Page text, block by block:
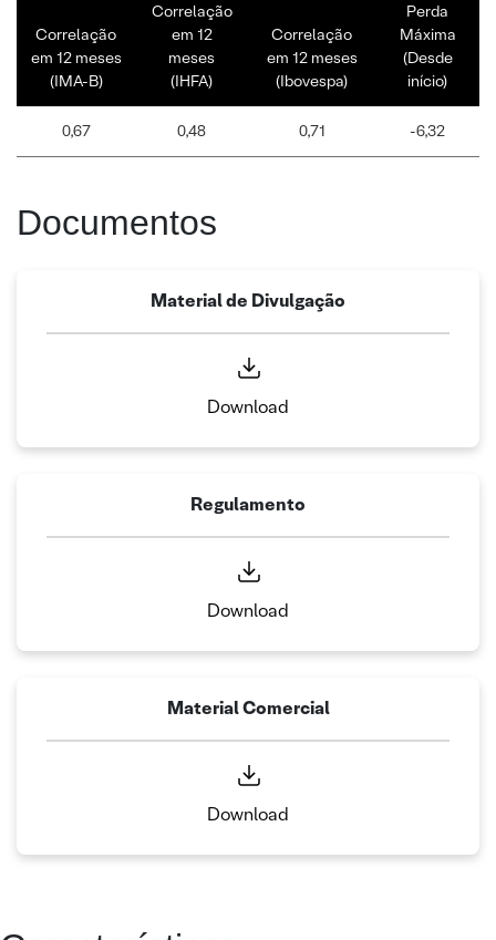
Correlação
em 12 meses
(IMA-B)
Correlação
em 12
meses
(IHFA)
Correlação
em 12 meses
(Ibovespa)
Perda
Máxima
(Desde
início)
0,67 0,48 0,71 -6,32
Documentos
Material de Divulgação
Download
Regulamento
Download
Material Comercial
Download